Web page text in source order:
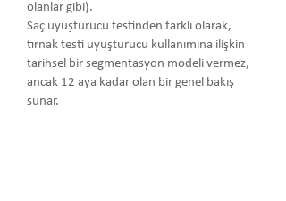
olanlar gibi).
Saç uyuşturucu testinden farklı olarak,
tırnak testi uyuşturucu kullanımına ilişkin
tarihsel bir segmentasyon modeli vermez,
ancak 12 aya kadar olan bir genel bakış
sunar.